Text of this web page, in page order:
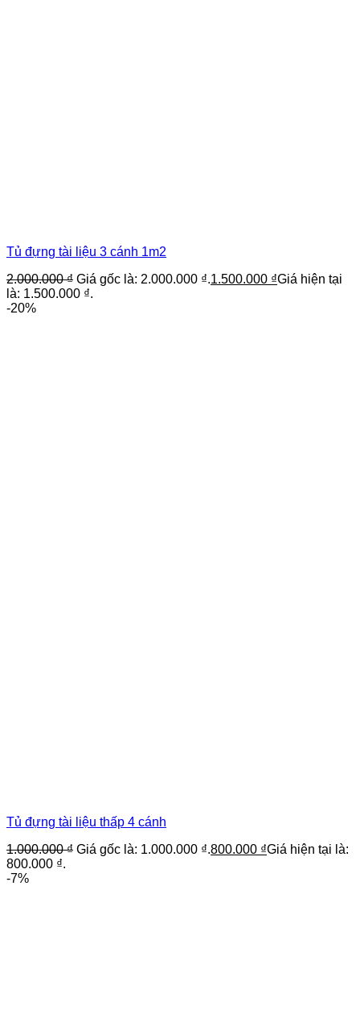
Tủ đựng tài liệu 3 cánh 1m2
2.000.000₫ Giá gốc là: 2.000.000 ₫.1.500.000 ₫Giá hiện tại
là: 1.500.000 ₫.
-20%
Tủ đựng tài liệu thấp 4 cánh
1.000.000₫ Giá gốc là: 1.000.000 ₫.800.000 ₫Giá hiện tại là:
800.000 ₫.
-7%